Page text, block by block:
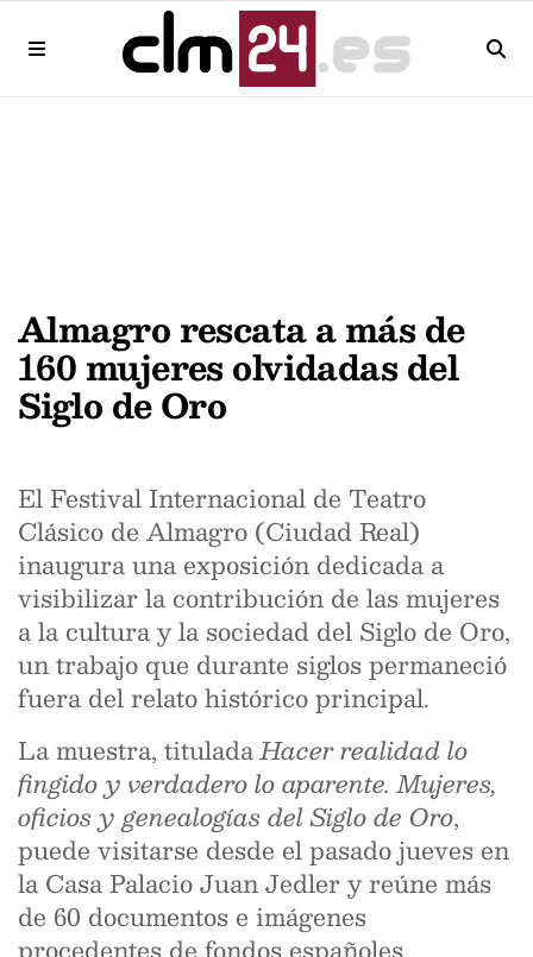
Almagro rescata a más de
160 mujeres olvidadas del
Siglo de Oro
El Festival Internacional de Teatro
Clásico de Almagro (Ciudad Real)
inaugura una exposición dedicada a
visibilizar la contribución de las mujeres
a la cultura y la sociedad del Siglo de Oro,
un trabajo que durante siglos permaneció
fuera del relato histórico principal.
La muestra, tituladaHacer realidad lo
fingido y verdadero lo aparente. Mujeres,
oficios y genealogías del Siglo de Oro,
puede visitarse desde el pasado jueves en
la Casa Palacio Juan Jedler y reúne más
de 60 documentos e imágenes